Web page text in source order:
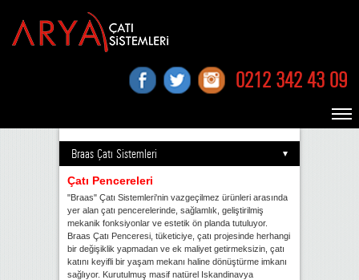
0212 342 43 09
Braas Çatı Sistemleri
Çatı Pencereleri
"Braas" Çatı Sistemleri'nin vazgeçilmez ürünleri arasında
yer alan çatı pencerelerinde, sağlamlık, geliştirilmiş
mekanik fonksiyonlar ve estetik ön planda tutuluyor.
Braas Çatı Penceresi, tüketiciye, çatı projesinde herhangi
bir değişiklik yapmadan ve ek maliyet getirmeksizin, çatı
katını keyifli bir yaşam mekanı haline dönüştürme imkanı
sağlıyor. Kurutulmuş masif natürel Iskandinavya